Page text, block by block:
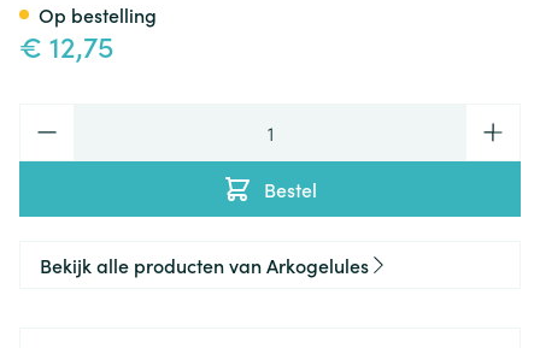
€ 12,75
Bestel
Op bestelling
Bekijk alle producten van Arkogelules